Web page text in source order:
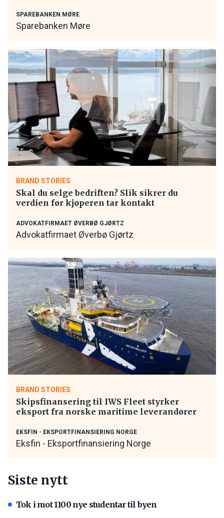
SPAREBANKEN MØRE
Sparebanken Møre
BRAND STORIES
Skal du selge bedriften? Slik sikrer du
verdien før kjøperen tar kontakt
ADVOKATFIRMAET ØVERBØ GJØRTZ
Advokatfirmaet Øverbø Gjørtz
BRAND STORIES
Skipsfinansering til IWS Fleet styrker
eksport fra norske maritime leverandører
EKSFIN - EKSPORTFINANSIERING NORGE
Eksfin - Eksportfinansiering Norge
Siste nytt
Tok i mot 1100 nye studentar til byen